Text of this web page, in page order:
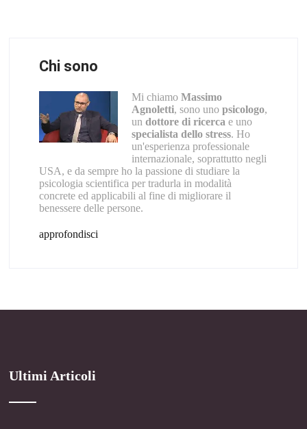
Chi sono
Mi chiamo Massimo
Agnoletti, sono uno psicologo,
un dottore di ricerca e uno
specialista dello stress. Ho
un'esperienza professionale
internazionale, soprattutto negli
USA, e da sempre ho la passione di studiare la
psicologia scientifica per tradurla in modalità
concrete ed applicabili al fine di migliorare il
benessere delle persone.
approfondisci
Ultimi Articoli